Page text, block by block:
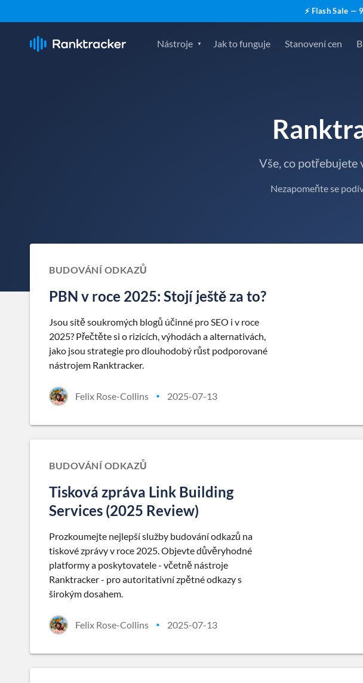
⚡ Flash Sale
Nástroje Jak to funguje Stanovení cen
Vše, co potřebujete
Nezapomeňte se
BUDOVÁNÍ ODKAZŮ
PBN v roce 2025: Stojí ještě za to?
Jsou sítě soukromých blogů účinné pro SEO i v roce
2025? Přečtěte si o rizicích, výhodách a alternativách,
jako jsou strategie pro dlouhodobý růst podporované
nástrojem Ranktracker.
Felix Rose-Collins • 2025-07-13
BUDOVÁNÍ ODKAZŮ
Tisková zpráva Link Building
Services (2025 Review)
Prozkoumejte nejlepší služby budování odkazů na
tiskové zprávy v roce 2025. Objevte důvěryhodné
platformy a poskytovatele - včetně nástroje
Ranktracker - pro autoritativní zpětné odkazy s
širokým dosahem.
Felix Rose-Collins • 2025-07-13